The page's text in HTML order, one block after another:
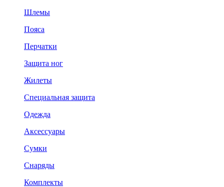
Шлемы
Пояса
Перчатки
Защита ног
Жилеты
Специальная защита
Одежда
Аксессуары
Сумки
Снаряды
Комплекты